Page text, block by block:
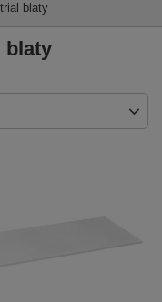
blaty
blaty